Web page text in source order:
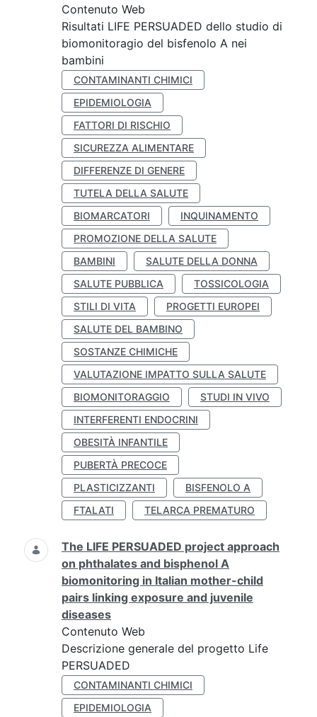
Contenuto Web
Risultati LIFE PERSUADED dello studio di
biomonitoragio del bisfenolo A nei
bambini
CONTAMINANTI CHIMICI
EPIDEMIOLOGIA
FATTORI DI RISCHIO
SICUREZZA ALIMENTARE
DIFFERENZE DI GENERE
TUTELA DELLA SALUTE
BIOMARCATORI
INQUINAMENTO
PROMOZIONE DELLA SALUTE
BAMBINI
SALUTE DELLA DONNA
SALUTE PUBBLICA
TOSSICOLOGIA
STILI DI VITA
PROGETTI EUROPEI
SALUTE DEL BAMBINO
SOSTANZE CHIMICHE
VALUTAZIONE IMPATTO SULLA SALUTE
BIOMONITORAGGIO
STUDI IN VIVO
INTERFERENTI ENDOCRINI
OBESITÀ INFANTILE
PUBERTÀ PRECOCE
PLASTICIZZANTI
BISFENOLO A
FTALATI
TELARCA PREMATURO
The LIFE PERSUADED project approach
on phthalates and bisphenol A
biomonitoring in Italian mother-child
pairs linking exposure and juvenile
diseases
Contenuto Web
Descrizione generale del progetto Life
PERSUADED
CONTAMINANTI CHIMICI
EPIDEMIOLOGIA